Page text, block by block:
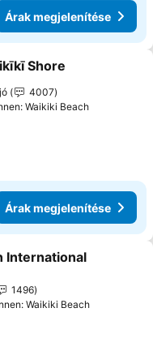
Árak megjelenítése
a kedvencekhez
Shore
4007
Waikiki Beach
Árak megjelenítése
a kedvencekhez
International
1496
Waikiki Beach